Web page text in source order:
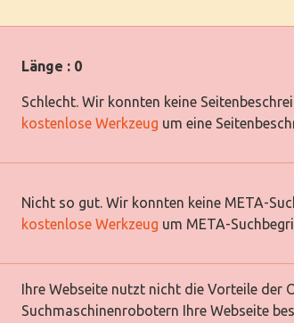
Länge : 0
Schlecht. Wir konnten keine
kostenlose Werkzeug um eine
Nicht so gut. Wir konnten keine META-
kostenlose Werkzeug um META-
Ihre Webseite nutzt nicht die Vorteile der
Suchmaschinenrobotern Ihre Webseite